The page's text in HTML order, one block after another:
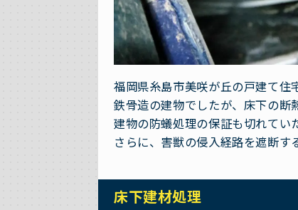
福岡県糸島市美咲が丘の戸建て住
鉄骨造の建物でしたが、床下の断
建物の防蟻処理の保証も切れてい
さらに、害獣の侵入経路を遮断す
床下建材処理